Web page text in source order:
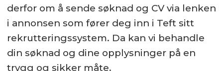
derfor om å sende søknad og CV via lenken
i annonsen som fører deg inn i Teft sitt
rekrutteringssystem. Da kan vi behandle
din søknad og dine opplysninger på en
trygg og sikker måte.